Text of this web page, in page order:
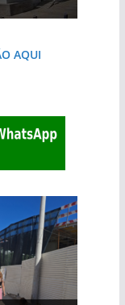
AQUI